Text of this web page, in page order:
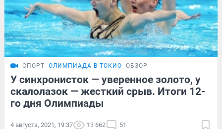
СПОРТ ОЛИМПИАДА В ТОКИО ОБЗОР
У синхронисток — уверенное золото, у
скалолазок — жесткий срыв. Итоги 12-
го дня Олимпиады
4 августа, 2021, 19:37 13 662 51